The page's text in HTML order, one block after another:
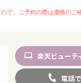
、ご予約の際は価格のご
楽天ビューテ
電話で